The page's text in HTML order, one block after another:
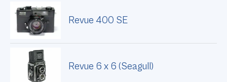
Revue 400 SE
Revue 6 x 6 (Seagull)